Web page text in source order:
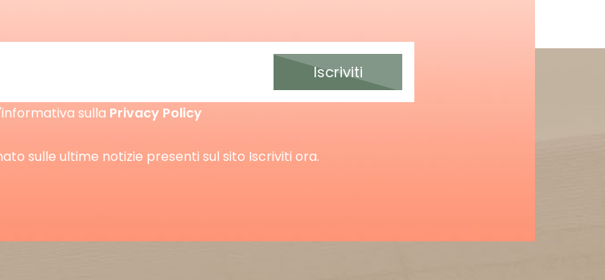
Iscriviti
sulla Privacy Policy
sulle ultime notizie presenti sul sito Iscriviti ora.